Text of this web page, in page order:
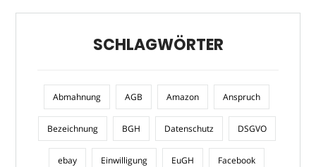
SCHLAGWÖRTER
Abmahnung AGB Amazon Anspruch
Bezeichnung BGH Datenschutz DSGVO
ebay Einwilligung EuGH Facebook